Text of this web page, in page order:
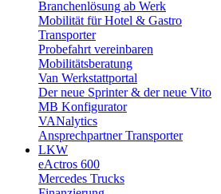
Branchenlösung ab Werk
Mobilität für Hotel & Gastro
Transporter
Probefahrt vereinbaren
Mobilitätsberatung
Van Werkstattportal
Der neue Sprinter & der neue Vito
MB Konfigurator
VANalytics
Ansprechpartner Transporter
LKW
eActros 600
Mercedes Trucks